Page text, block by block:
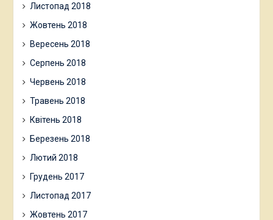
Листопад 2018
Жовтень 2018
Вересень 2018
Серпень 2018
Червень 2018
Травень 2018
Квітень 2018
Березень 2018
Лютий 2018
Грудень 2017
Листопад 2017
Жовтень 2017